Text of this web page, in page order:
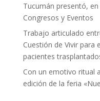
Tucumán presentó,
Congresos y Eventos
Trabajo articulado
Cuestión de Vivir para
pacientes
Con un emotivo ritual
edición de la feria